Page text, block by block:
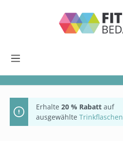
Erhalte 20 % Rabatt auf
ausgewählte Trinkflaschen